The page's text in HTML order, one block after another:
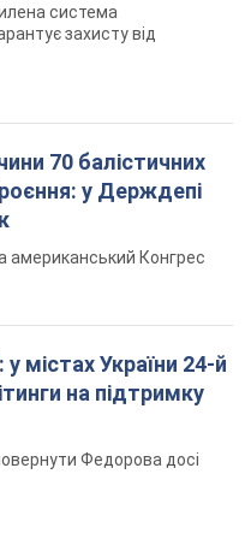
система
захисту від
70 балістичних
у Держдепі
Конгрес
містах України 24-й
на підтримку
Федорова досі